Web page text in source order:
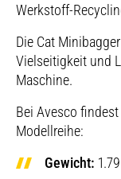
Werkstoff-
Die Cat
Vielseitigkeit und
Maschine.
Bei Avesco
Modellreihe:
Gewicht: